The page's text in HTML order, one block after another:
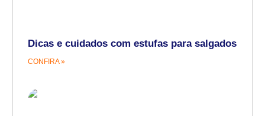
Dicas e cuidados com estufas para salgados
CONFIRA »